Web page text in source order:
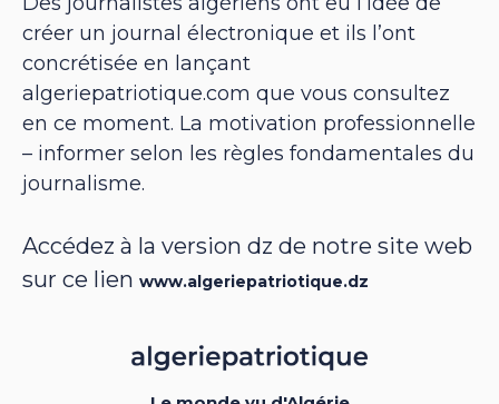
créer un journal électronique et ils l’ont
concrétisée en lançant
algeriepatriotique.com que vous consultez
en ce moment. La motivation professionnelle
– informer selon les règles fondamentales du
journalisme.
Accédez à la version dz de notre site web
sur ce lien www.algeriepatriotique.dz